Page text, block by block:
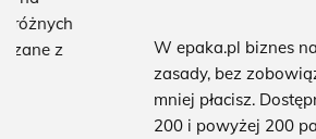
W epaka.pl biznes nadawanie
zasady, bez zobowiązań – im więcej
mniej płacisz. Dostępne są
200 i powyżej 200 paczek